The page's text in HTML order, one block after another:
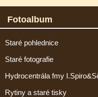
Fotoalbum
Staré pohlednice
Staré fotografie
Hydrocentrála fmy
Rytiny a staré tisky